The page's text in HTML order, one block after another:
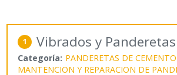
1 Vibrados y
Categoría: PANDERETAS DE CEMENTO
MANTENCION Y REPARACION DE